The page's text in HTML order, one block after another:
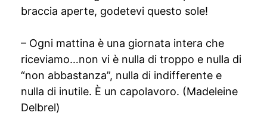
braccia aperte, godetevi questo sole!
– Ogni mattina è una giornata intera che
riceviamo…non vi è nulla di troppo e nulla di
“non abbastanza”, nulla di indifferente e
nulla di inutile. È un capolavoro. (Madeleine
Delbrel)